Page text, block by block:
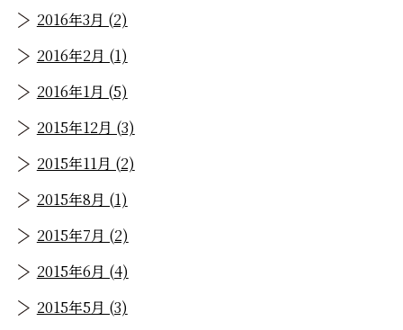
2016年3月 (2)
2016年2月 (1)
2016年1月 (5)
2015年12月 (3)
2015年11月 (2)
2015年8月 (1)
2015年7月 (2)
2015年6月 (4)
2015年5月 (3)